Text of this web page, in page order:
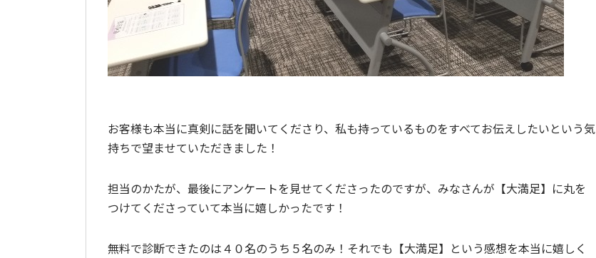
お客様も本当に真剣に話を聞いてくださり、私も持っているものをすべてお伝えしたいという気
持ちで望ませていただきました！
担当のかたが、最後にアンケートを見せてくださったのですが、みなさんが【大満足】に丸を
つけてくださっていて本当に嬉しかったです！
無料で診断できたのは４０名のうち５名のみ！それでも【大満足】という感想を本当に嬉しく